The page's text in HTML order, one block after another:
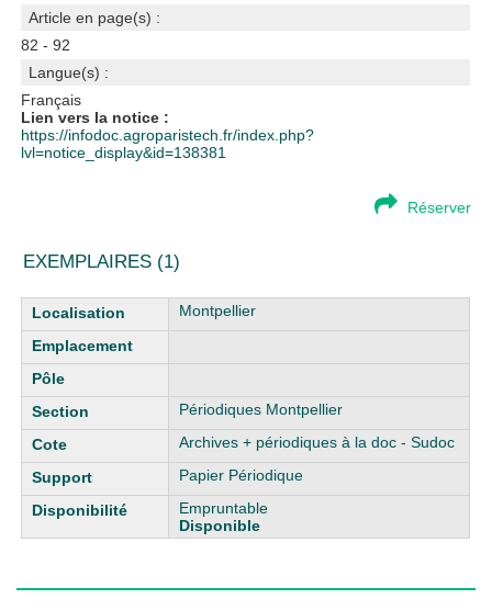
Article en page(s) :
82 - 92
Langue(s) :
Français
Lien vers la notice :
https://infodoc.agroparistech.fr/index.php?
lvl=notice_display&id=138381
Réserver
EXEMPLAIRES (1)
Liste des exemplaires Montpellier
Périodiques Montpellier
Archives + périodiques à la doc - Sudoc
Papier Périodique
Empruntable
Disponible